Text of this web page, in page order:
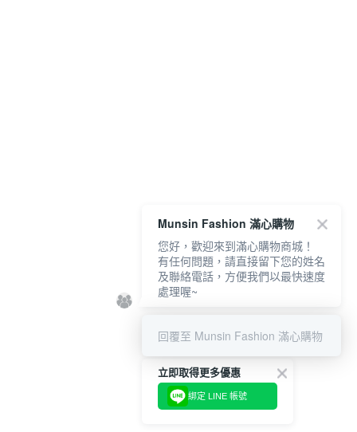
立即取得更多優惠
綁定 LINE 帳號
Munsin Fashion 滿心購物
您好，歡迎來到滿心購物商城！
有任何問題，請直接留下您的姓名
及聯絡電話，方便我們以最快速度
處理喔~
回覆至 Munsin Fashion 滿心購物